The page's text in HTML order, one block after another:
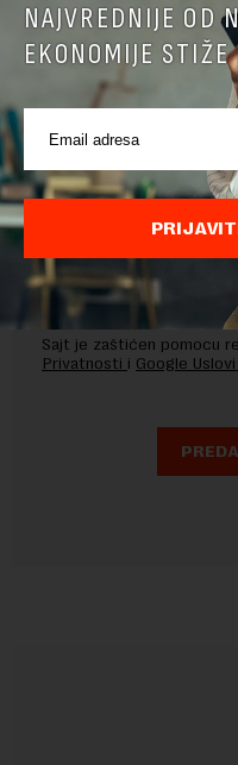
Pre slanja komentara,
pravilima komentarisanja
Sajt je zaštićen pomocu
Privatnosti i Google
NAJVREDNIJE OD
EKONOMIJE